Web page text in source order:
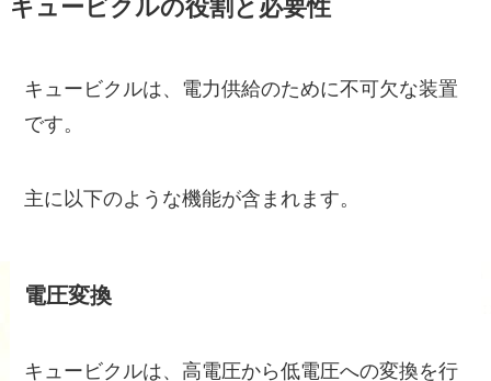
キュービクルの役割と必要性
キュービクルは、電力供給のために不可欠な装置
です。
主に以下のような機能が含まれます。
電圧変換
キュービクルは、高電圧から低電圧への変換を行